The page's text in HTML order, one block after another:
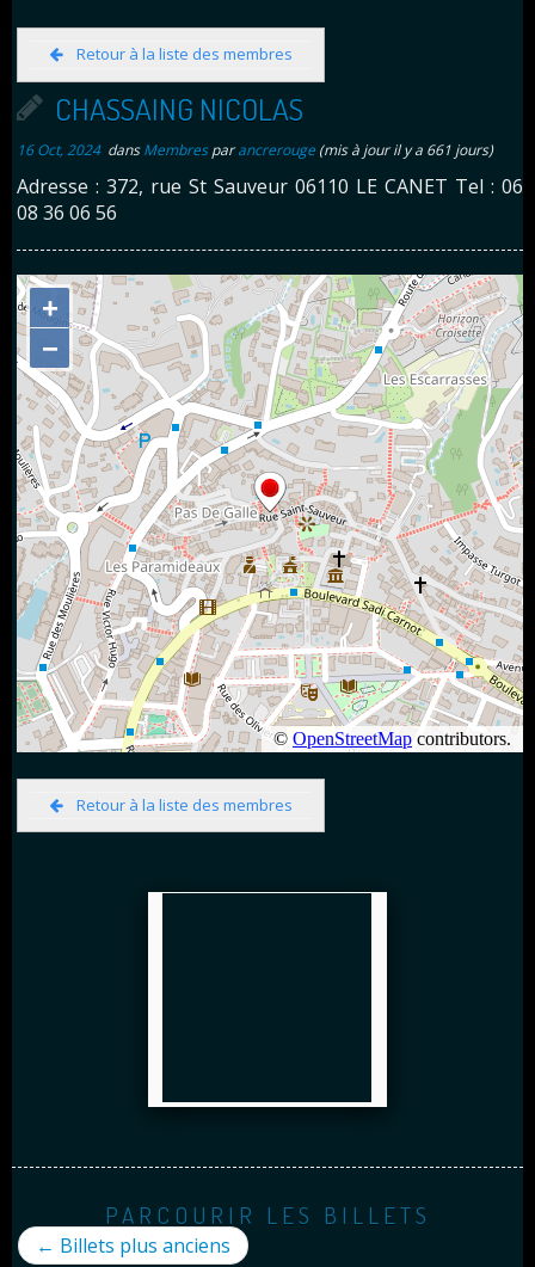
Retour à la liste des membres
CHASSAING NICOLAS
16 Oct, 2024dansMembresparancrerouge (mis à jour il y a 661 jours)
Adresse : 372, rue St Sauveur 06110 LE CANET Tel : 06
08 36 06 56
Retour à la liste des membres
PARCOURIR LES BILLETS
← Billets plus anciens